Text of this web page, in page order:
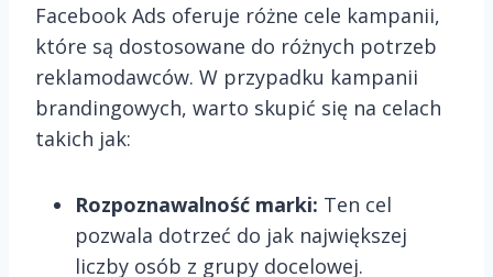
Facebook Ads oferuje różne cele kampanii,
które są dostosowane do różnych potrzeb
reklamodawców. W przypadku kampanii
brandingowych, warto skupić się na celach
takich jak:
Rozpoznawalność marki: Ten cel
pozwala dotrzeć do jak największej
liczby osób z grupy docelowej.